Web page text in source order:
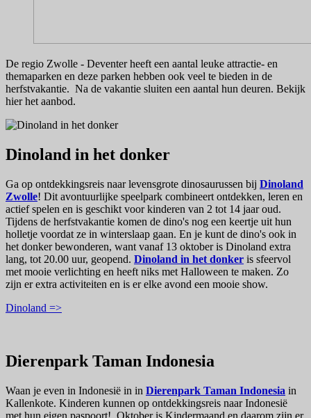
De regio Zwolle - Deventer heeft een aantal leuke attractie- en
themaparken en deze parken hebben ook veel te bieden in de
herfstvakantie. Na de vakantie sluiten een aantal hun deuren. Bekijk
hier het aanbod.
Dinoland in het donker
Ga op ontdekkingsreis naar levensgrote dinosaurussen bij Dinoland
Zwolle! Dit avontuurlijke speelpark combineert ontdekken, leren en
actief spelen en is geschikt voor kinderen van 2 tot 14 jaar oud.
Tijdens de herfstvakantie komen de dino's nog een keertje uit hun
holletje voordat ze in winterslaap gaan. En je kunt de dino's ook in
het donker bewonderen, want vanaf 13 oktober is Dinoland extra
lang, tot 20.00 uur, geopend. Dinoland in het donker is sfeervol
met mooie verlichting en heeft niks met Halloween te maken. Zo
zijn er extra activiteiten en is er elke avond een mooie show.
Dinoland =>
Dierenpark Taman Indonesia
Waan je even in Indonesië in in Dierenpark Taman Indonesia in
Kallenkote. Kinderen kunnen op ontdekkingsreis naar Indonesië
met hun eigen paspoort! Oktober is Kindermaand en daarom zijn er